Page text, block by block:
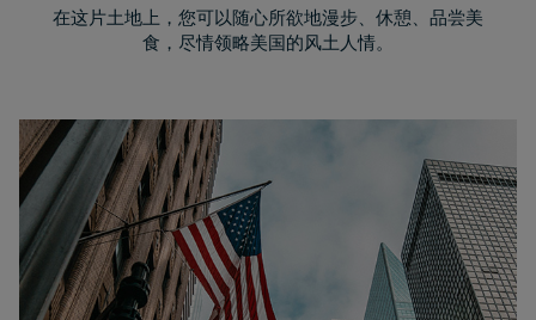
在这片土地上，您可以随心所欲地漫步、休憩、品尝美
食，尽情领略美国的风土人情。